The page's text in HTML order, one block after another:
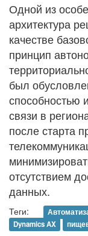
Одной из
архитектура
качестве
принцип
был
способностью
связи в
после старта
отсутствием
данных.
Теги:
Dynamics AX